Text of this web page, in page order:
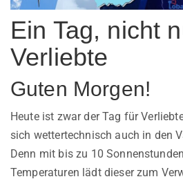
Ein Tag, nicht
Verliebte
Guten Morgen!
Heute ist zwar der Tag für
sich wettertechnisch auch in den
Denn mit bis zu 10
Temperaturen lädt dieser zum